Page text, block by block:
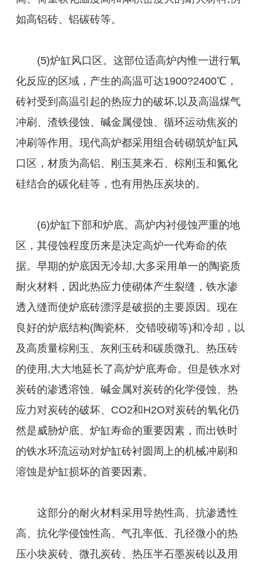
如高铝砖、铝碳砖等。
(5)炉缸风口区。这部位适高炉内惟一进行氧
化反应的区域，产生的高温可达1900?2400℃，
砖衬受到高温引起的热应力的破坏,以及高温煤气
冲刷、渣铁侵蚀、碱金属侵蚀、循环运动焦炭的
冲刷等作用。现代高炉都采用组合砖砌筑炉缸风
口区，材质为高铝、刚玉莫来石、棕刚玉和氮化
硅结合的碳化硅等，也有用热压炭块的。
(6)炉缸下部和炉底。高炉内衬侵蚀严重的地
区，其侵蚀程度历来是决定高炉一代寿命的依
据。早期的炉底因无冷却,大多采用单一的陶瓷质
耐火材料，因此热应力使砌体产生裂缝，铁水渗
透入缝而使炉底砖漂浮是破损的主要原因。现在
良好的炉底结构(陶瓷杯、交错咬砌等)和冷却，以
及高质量棕刚玉、灰刚玉砖和碳质微孔、热压砖
的使用,大大地延长了高炉炉底寿命。但是铁水对
炭砖的渗透溶蚀、碱金属对炭砖的化学侵蚀、热
应力对炭砖的破坏、CO2和H2O对炭砖的氧化仍
然是威胁炉底、炉缸寿命的重要因素，而出铁时
的铁水环流运动对炉缸砖衬圆周上的机械冲刷和
溶蚀是炉缸损坏的首要因素。
这部分的耐火材料采用导热性高、抗渗透性
高、抗化学侵蚀性高、气孔率低、孔径微小的热
压小块炭砖、微孔炭砖、热压半石墨炭砖以及用